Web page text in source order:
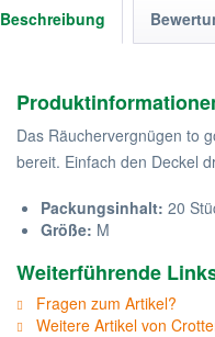
Beschreibung
Das Räuchervergnügen to
bereit. Einfach den Deckel
Packungsinhalt: 20
Größe: M
Weiterführende
Fragen zum Artikel?
Weitere Artikel von